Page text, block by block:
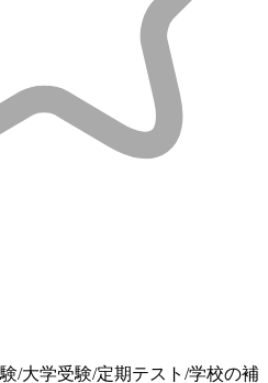
/大学受験/定期テスト/学校の補